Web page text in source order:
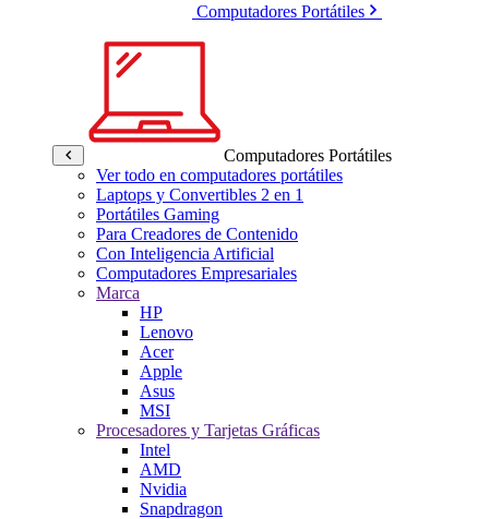
Computadores Portátiles
Computadores Portátiles
Ver todo en computadores portátiles
Laptops y Convertibles 2 en 1
Portátiles Gaming
Para Creadores de Contenido
Con Inteligencia Artificial
Computadores Empresariales
Marca
HP
Lenovo
Acer
Apple
Asus
MSI
Procesadores y Tarjetas Gráficas
Intel
AMD
Nvidia
Snapdragon